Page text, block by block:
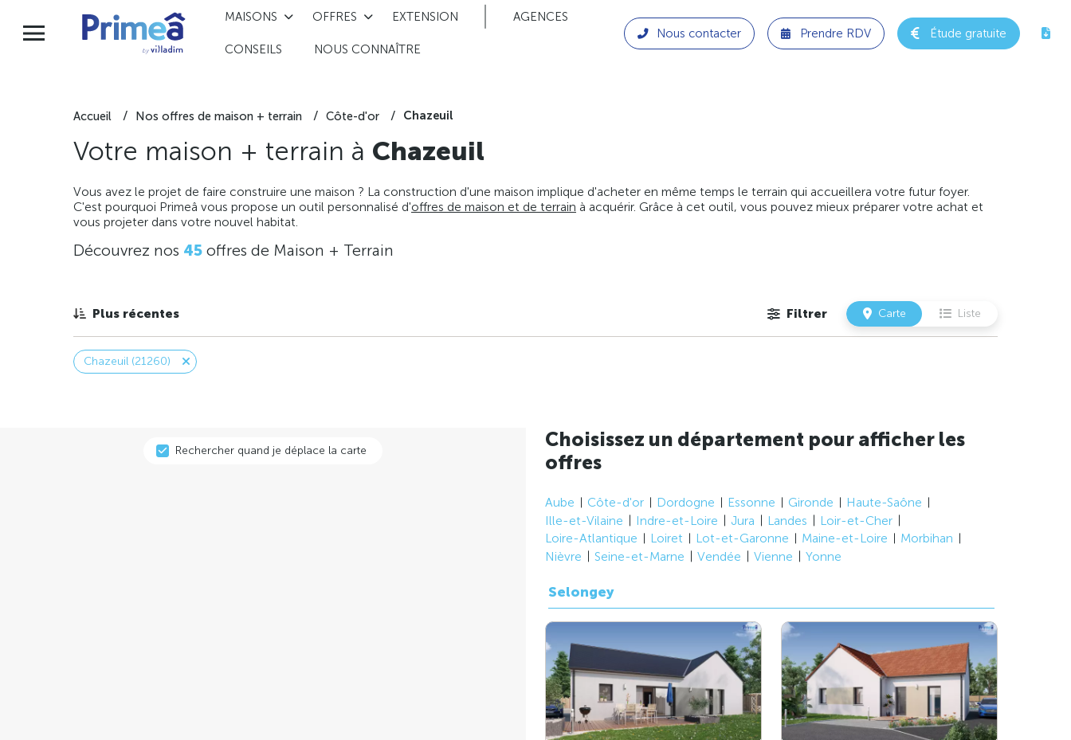
MAISONS OFFRES EXTENSION AGENCES
CONSEILS NOUS CONNAÎTRE
Nous contacter Prendre RDV Étude gratuite
Accueil Nos offres de maison + terrain Côte-d'or Chazeuil
Votre maison + terrain à Chazeuil
Vous avez le projet de faire construire une maison ? La construction d'une maison implique d'acheter en même temps le terrain qui accueillera votre futur foyer.
C'est pourquoi Primeâ vous propose un outil personnalisé d'offres de maison et de terrain à acquérir. Grâce à cet outil, vous pouvez mieux préparer votre achat et
vous projeter dans votre nouvel habitat.
Découvrez nos 45 offres de Maison + Terrain
Plus récentes Filtrer Carte Liste
Chazeuil (21260)
Rechercher quand je déplace la carte
Choisissez un département pour afficher les
offres
Aube Côte-d'or Dordogne Essonne Gironde
Haute-Saône
Ille-et-Vilaine
Indre-et-Loire Jura Landes
Loir-et-Cher
Loire-Atlantique
Loiret Lot-et-Garonne Maine-et-Loire
Morbihan
Nièvre
Seine-et-Marne Vendée Vienne Yonne
Selongey